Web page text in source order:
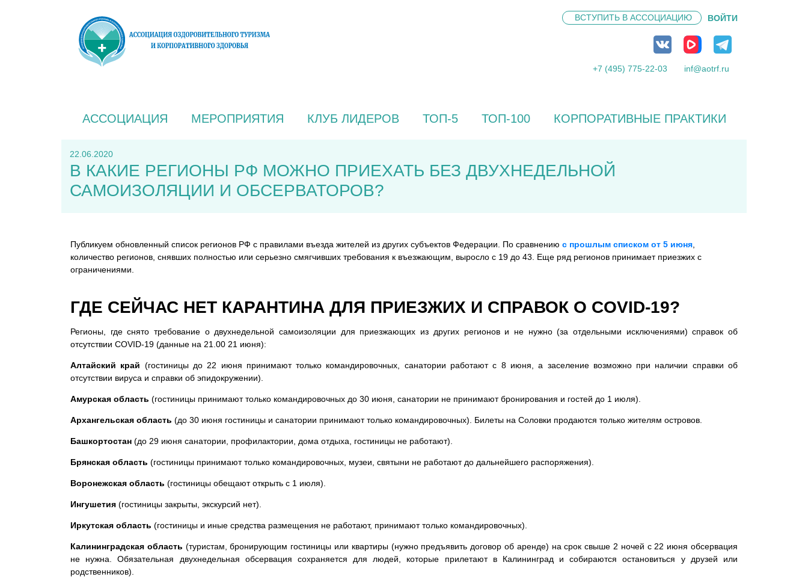
ВСТУПИТЬ В АССОЦИАЦИЮ ВОЙТИ
+7 (495) 775-22-03 inf@aotrf.ru
АССОЦИАЦИЯ МЕРОПРИЯТИЯ КЛУБ ЛИДЕРОВ ТОП-5 ТОП-100 КОРПОРАТИВНЫЕ ПРАКТИКИ
22.06.2020
В КАКИЕ РЕГИОНЫ РФ МОЖНО ПРИЕХАТЬ БЕЗ ДВУХНЕДЕЛЬНОЙ
САМОИЗОЛЯЦИИ И ОБСЕРВАТОРОВ?
Публикуем обновленный список регионов РФ с правилами въезда жителей из других субъектов Федерации. По сравнению с прошлым списком от 5 июня
количество регионов, снявших полностью или серьезно смягчивших требования к въезжающим, выросло с 19 до 43. Еще ряд регионов принимает приезжих с
ограничениями.
ГДЕ СЕЙЧАС НЕТ КАРАНТИНА ДЛЯ ПРИЕЗЖИХ И СПРАВОК О COVID-19?
Регионы, где снято требование о двухнедельной самоизоляции для приезжающих из других регионов и не нужно (за отдельными исключениями) справок об
отсутствии COVID-19 (данные на 21.00 21 июня):
Алтайский край (гостиницы до 22 июня принимают только командировочных, санатории работают с 8 июня, а заселение возможно при наличии справки об
отсутствии вируса и справки об эпидокружении).
Амурская область (гостиницы принимают только командировочных до 30 июня, санатории не принимают бронирования и гостей до 1 июля).
Архангельская область (до 30 июня гостиницы и санатории принимают только командировочных). Билеты на Соловки продаются только жителям островов.
Башкортостан (до 29 июня санатории, профилактории, дома отдыха, гостиницы не работают).
Брянская область (гостиницы принимают только командировочных, музеи, святыни не работают до дальнейшего распоряжения).
Воронежская область (гостиницы обещают открыть с 1 июля).
Ингушетия (гостиницы закрыты, экскурсий нет).
Иркутская область (гостиницы и иные средства размещения не работают, принимают только командировочных).
Калининградская область (туристам, бронирующим гостиницы или квартиры (нужно предъявить договор об аренде) на срок свыше 2 ночей с 22 июня обсервация
не нужна. Обязательная двухнедельная обсервация сохраняется для людей, которые прилетают в Калининград и собираются остановиться у друзей или
родственников).